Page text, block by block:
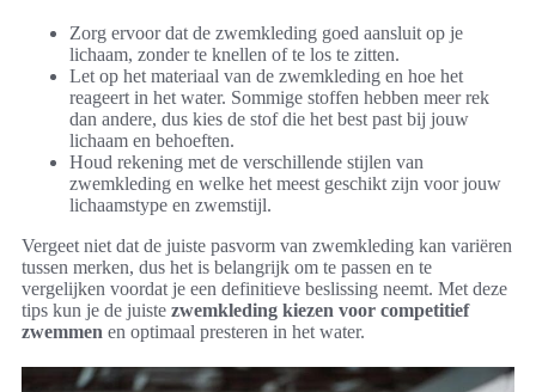
Zorg ervoor dat de zwemkleding goed aansluit op je
lichaam, zonder te knellen of te los te zitten.
Let op het materiaal van de zwemkleding en hoe het
reageert in het water. Sommige stoffen hebben meer rek
dan andere, dus kies de stof die het best past bij jouw
lichaam en behoeften.
Houd rekening met de verschillende stijlen van
zwemkleding en welke het meest geschikt zijn voor jouw
lichaamstype en zwemstijl.
Vergeet niet dat de juiste pasvorm van zwemkleding kan variëren
tussen merken, dus het is belangrijk om te passen en te
vergelijken voordat je een definitieve beslissing neemt. Met deze
tips kun je de juiste zwemkleding kiezen voor competitief
zwemmen en optimaal presteren in het water.